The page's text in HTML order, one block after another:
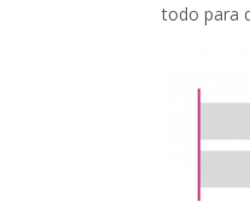
todo para